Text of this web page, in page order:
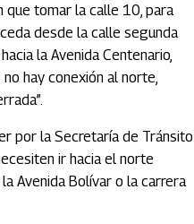
que tomar la calle 10, para
desde la calle segunda
la Avenida Centenario,
hay conexión al norte,
por la Secretaría de Tránsito
ir hacia el norte
Avenida Bolívar o la carrera